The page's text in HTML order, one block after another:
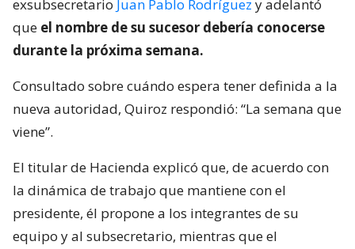
exsubsecretario Juan Pablo Rodríguez y adelantó
que el nombre de su sucesor debería conocerse
durante la próxima semana.
Consultado sobre cuándo espera tener definida a la
nueva autoridad, Quiroz respondió: “La semana que
viene”.
El titular de Hacienda explicó que, de acuerdo con
la dinámica de trabajo que mantiene con el
presidente, él propone a los integrantes de su
equipo y al subsecretario, mientras que el